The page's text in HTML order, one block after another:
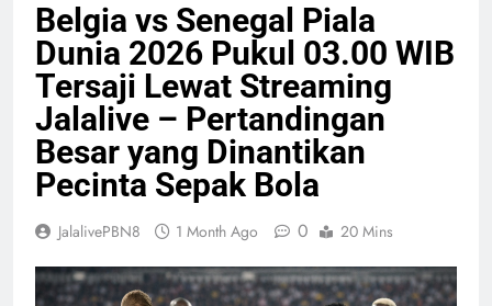
Belgia vs Senegal Piala
Dunia 2026 Pukul 03.00 WIB
Tersaji Lewat Streaming
Jalalive – Pertandingan
Besar yang Dinantikan
Pecinta Sepak Bola
JalalivePBN8 1 Month Ago 0 20 Mins